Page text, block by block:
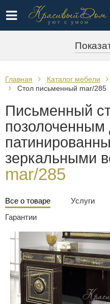
Главная Каталог мебели
Стол письменный mar/285
Письменный
позолоченным
зеркальными
mar/285
Все о товаре Услуги
Гарантии